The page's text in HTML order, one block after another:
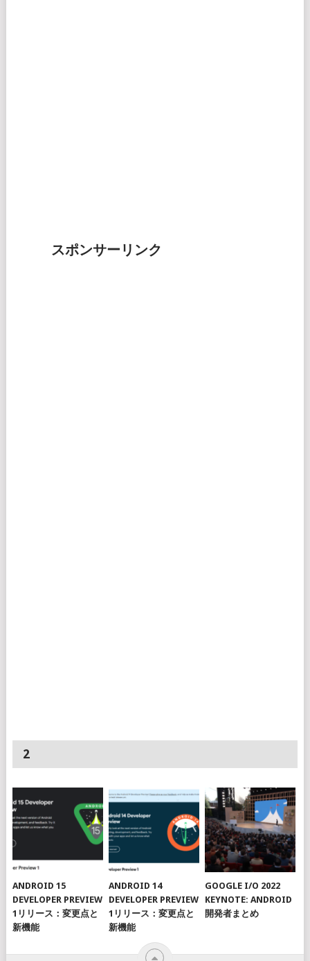
スポンサーリンク
2
ANDROID 15
DEVELOPER PREVIEW
1リリース：変更点と
新機能
ANDROID 14
DEVELOPER PREVIEW
1リリース：変更点と
新機能
GOOGLE I/O 2022
KEYNOTE: ANDROID
開発者まとめ